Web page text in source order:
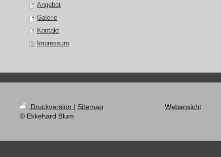
Angebot
Galerie
Kontakt
Impressum
Druckversion | Sitemap
© Ekkehard Blum
Webansicht